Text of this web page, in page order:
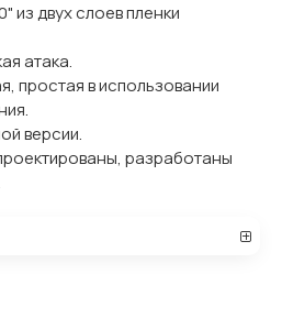
из двух слоев пленки
атака.
простая в использовании
версии.
разработаны